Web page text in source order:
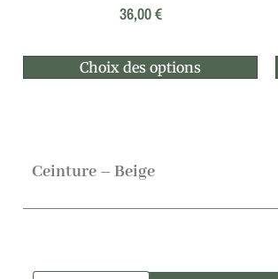
36,00€
Choix des options
Ceinture – Beige